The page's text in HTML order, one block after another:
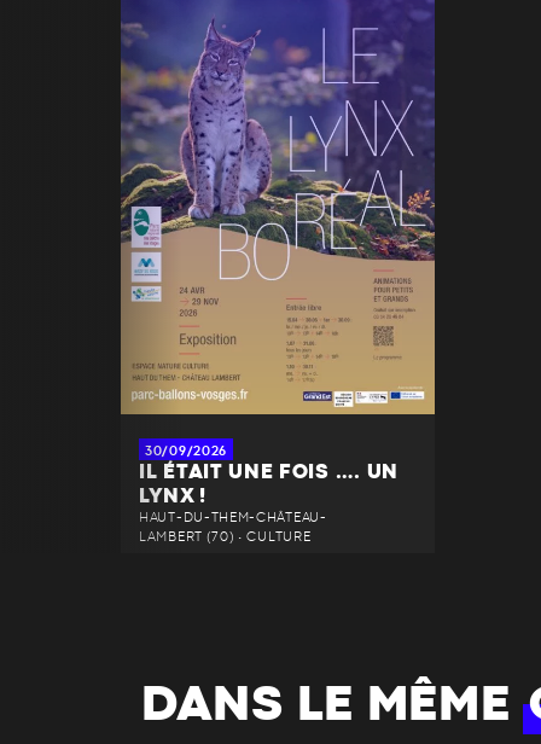
30/09/2026
IL ÉTAIT UNE FOIS …. UN
LYNX !
HAUT-DU-THEM-CHÂTEAU-
LAMBERT (70) • CULTURE
DANS LE MÊME